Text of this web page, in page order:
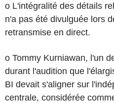
o L'intégralité des détails
n'a pas été divulguée lors
retransmise en direct.
o Tommy Kurniawan, l'un
durant l'audition que
BI devait s'aligner sur
centrale, considérée